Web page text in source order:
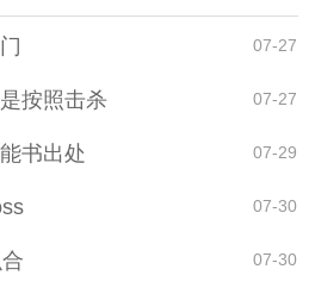
07-27
按照击杀 07-27
书出处 07-29
07-30
07-30